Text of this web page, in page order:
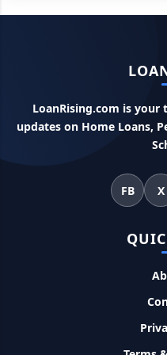
Canara Bank Loan
PM KCC Loan: इस
महिलाओं के लिए ये 5 लोन
Kotak Saving
जीरो बैलेंस बैंक अकाउंट, फ्री
UPI Credit Line Loan:
बस अपने मोबाइल से ऐसे करे
हुई प्रधानमंत्री होम लोन
LoanRising.com is
updates on Home Loans,
FB X